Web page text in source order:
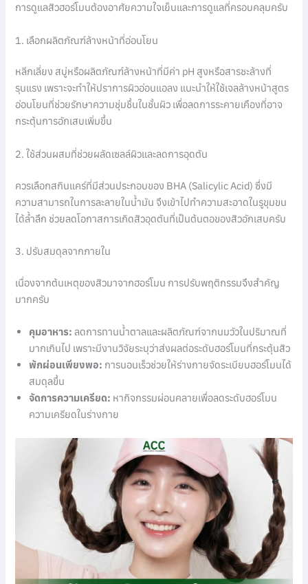
การดูแลสิวฮอร์โมนต้องอาศัยความใจเย็นและการดูแลที่ครอบคลุมครับ
1. เลือกผลิตภัณฑ์ล้างหน้าที่อ่อนโยน
หลีกเลี่ยง สบู่หรือผลิตภัณฑ์ล้างหน้าที่มีค่า pH สูงหรือสารชะล้างที่
รุนแรง เพราะจะทำให้ปราการผิวอ่อนแอลง แนะนำให้ใช้เจลล้างหน้าสูตร
อ่อนโยนที่ช่วยรักษาความชุ่มชื้นในชั้นผิว เพื่อลดการระคายเคืองที่อาจ
กระตุ้นการอักเสบเพิ่มขึ้น
2. ใช้ส่วนผสมที่ช่วยผลัดเซลล์ผิวและลดการอุดตัน
ควรเลือกสกินแคร์ที่มีส่วนประกอบของ BHA (Salicylic Acid) ซึ่งมี
ความสามารถในการละลายในน้ำมัน จึงเข้าไปทำความสะอาดในรูขุมขน
ได้ล้ำลึก ช่วยลดโอกาสการเกิดสิวอุดตันที่เป็นต้นตอของสิวอักเสบครับ
3. ปรับสมดุลจากภายใน
เนื่องจากต้นเหตุของสิวมาจากฮอร์โมน การปรับพฤติกรรมจึงสำคัญ
มากครับ
คุมอาหาร: ลดการทานน้ำตาลและผลิตภัณฑ์จากนมวัวในปริมาณที่
มากเกินไป เพราะมีงานวิจัยระบุว่าส่งผลต่อระดับฮอร์โมนที่กระตุ้นสิว
พักผ่อนเพียงพอ: การนอนเร็วช่วยให้ร่างกายจัดระเบียบฮอร์โมนได้
สมดุลขึ้น
จัดการความเครียด: หากิจกรรมผ่อนคลายเพื่อลดระดับฮอร์โมน
ความเครียดในร่างกาย